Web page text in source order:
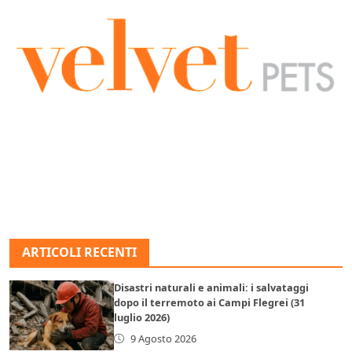
ARTICOLI RECENTI
Disastri naturali e animali: i salvataggi
dopo il terremoto ai Campi Flegrei (31
luglio 2026)
9 Agosto 2026